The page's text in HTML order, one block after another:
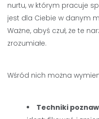
nurtu, w którym pracuje
jest dla Ciebie w danym
Ważne, abyś czuł, że te
zrozumiałe.
Wśród nich można
Techniki